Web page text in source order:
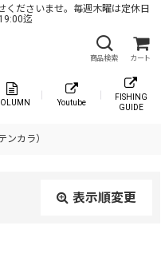
くださいませ。毎週木曜は定休日
迄
商品検索 カート
Youtube
FISHING
GUIDE
ンカラ）
表示順変更